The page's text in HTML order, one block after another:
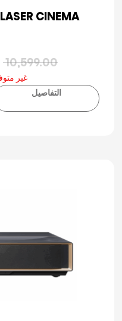
CINEMA
10,599.00
غير
التفاصيل